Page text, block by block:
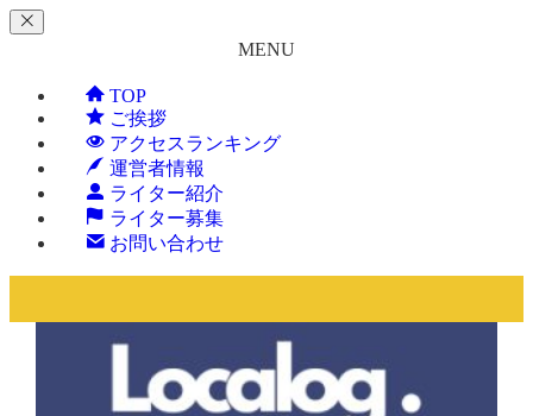
MENU
TOP
ご挨拶
アクセスランキング
運営者情報
ライター紹介
ライター募集
お問い合わせ